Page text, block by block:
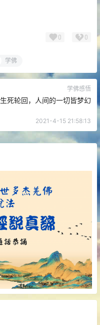
0 0
学佛
学佛感悟
生死轮回，人间的一切皆梦幻
2021-4-15 21:58:13